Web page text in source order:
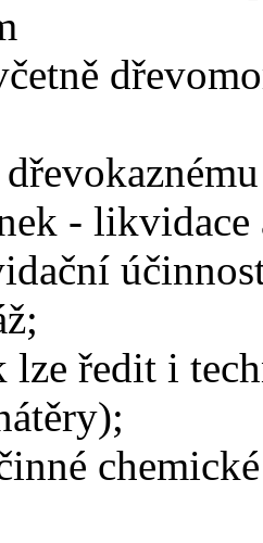
- likvidace
ředit i